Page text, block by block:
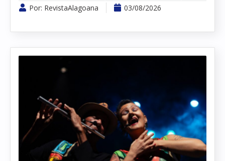
Por: RevistaAlagoana 03/08/2026